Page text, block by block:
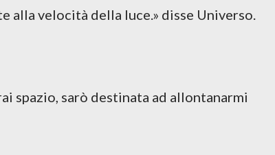
alla velocità della luce.» disse Universo.
spazio, sarò destinata ad allontanarmi